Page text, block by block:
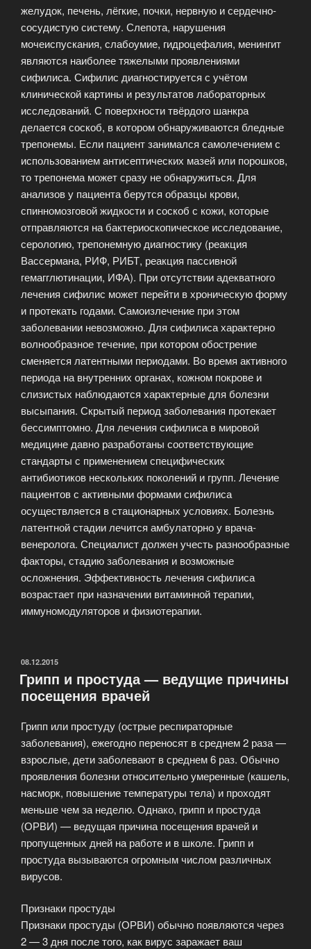
желудок, печень, лёгкие, почки, нервную и сердечно-
сосудистую систему. Слепота, нарушения
мочеиспускания, слабоумие, гидроцефалия, менингит
являются наиболее тяжелыми проявлениями
сифилиса. Сифилис диагностируется с учётом
клинической картины и результатов лабораторных
исследований. С поверхности твёрдого шанкра
делается соскоб, в котором обнаруживаются бледные
трепонемы. Если пациент занимался самолечением с
использованием антисептических мазей или порошков,
то трепонема может сразу не обнаружиться. Для
анализов у пациента берутся образцы крови,
спинномозговой жидкости и соскоб с кожи, которые
отправляются на бактериоскопическое исследование,
серологию, трепонемную диагностику (реакция
Вассермана, РИФ, РИБТ, реакция пассивной
гемагглютинации, ИФА). При отсутствии адекватного
лечения сифилис может перейти в хроническую форму
и протекать годами. Самоизлечение при этом
заболевании невозможно. Для сифилиса характерно
волнообразное течение, при котором обострение
сменяется латентными периодами. Во время активного
периода на внутренних органах, кожном покрове и
слизистых наблюдаются характерные для болезни
высыпания. Скрытый период заболевания протекает
бессимптомно. Для лечения сифилиса в мировой
медицине давно разработаны соответствующие
стандарты с применением специфических
антибиотиков нескольких поколений и групп. Лечение
пациентов с активными формами сифилиса
осуществляется в стационарных условиях. Болезнь
латентной стадии лечится амбулаторно у врача-
венеролога. Специалист должен учесть разнообразные
факторы, стадию заболевания и возможные
осложнения. Эффективность лечения сифилиса
возрастает при назначении витаминной терапии,
иммуномодуляторов и физиотерапии.
ОПУБЛИКОВАНО
08.12.2015
Грипп и простуда — ведущие причины
посещения врачей
Грипп или простуду (острые респираторные
заболевания), ежегодно переносят в среднем 2 раза —
взрослые, дети заболевают в среднем 6 раз. Обычно
проявления болезни относительно умеренные (кашель,
насморк, повышение температуры тела) и проходят
меньше чем за неделю. Однако, грипп и простуда
(ОРВИ) — ведущая причина посещения врачей и
пропущенных дней на работе и в школе. Грипп и
простуда вызываются огромным числом различных
вирусов.
Признаки простуды
Признаки простуды (ОРВИ) обычно появляются через
2 — 3 дня после того, как вирус заражает ваш